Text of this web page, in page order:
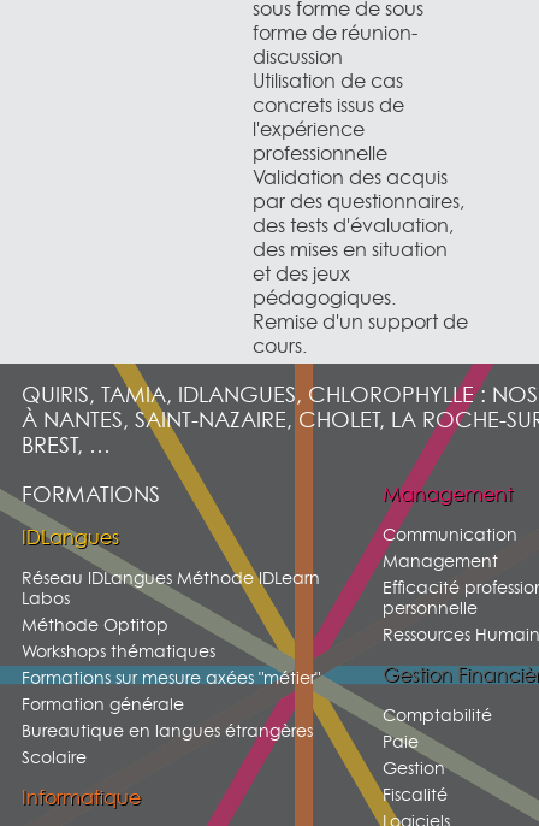
sous forme de sous
forme de réunion-
discussion
Utilisation de cas
concrets issus de
l'expérience
professionnelle
Validation des acquis
par des questionnaires,
des tests d'évaluation,
des mises en situation
et des jeux
pédagogiques.
Remise d'un support de
cours.
QUIRIS, TAMIA, IDLANGUES, CHLOROPHYLLE :
À NANTES, SAINT-NAZAIRE, CHOLET, LA ROCHE-
BREST, …
FORMATIONS
IDLangues
Réseau IDLangues Méthode IDLearn
Labos
Méthode Optitop
Workshops thématiques
Formations sur mesure axées "métier"
Formation générale
Bureautique en langues étrangères
Scolaire
Informatique
Management
Communication
Management
Efficacité
personnelle
Ressources
Gestion
Comptabilité
Paie
Gestion
Fiscalité
Logiciels